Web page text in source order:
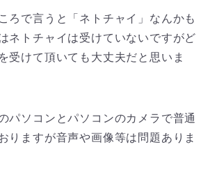
ろで言うと「ネトチャイ」なんかも
ネトチャイは受けていないですがど
受けて頂いても大丈夫だと思いま
パソコンとパソコンのカメラで普通
りますが音声や画像等は問題ありま